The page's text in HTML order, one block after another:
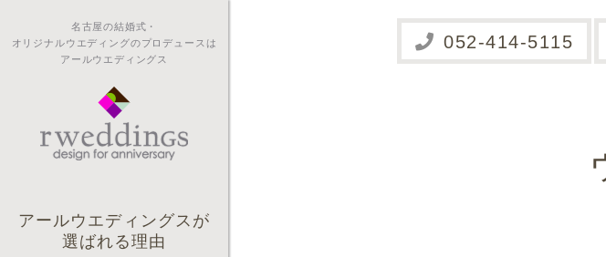
名古屋の結婚式・
オリジナルウエディングのプロデュースは
アールウエディングス
アールウエディングスが
選ばれる理由